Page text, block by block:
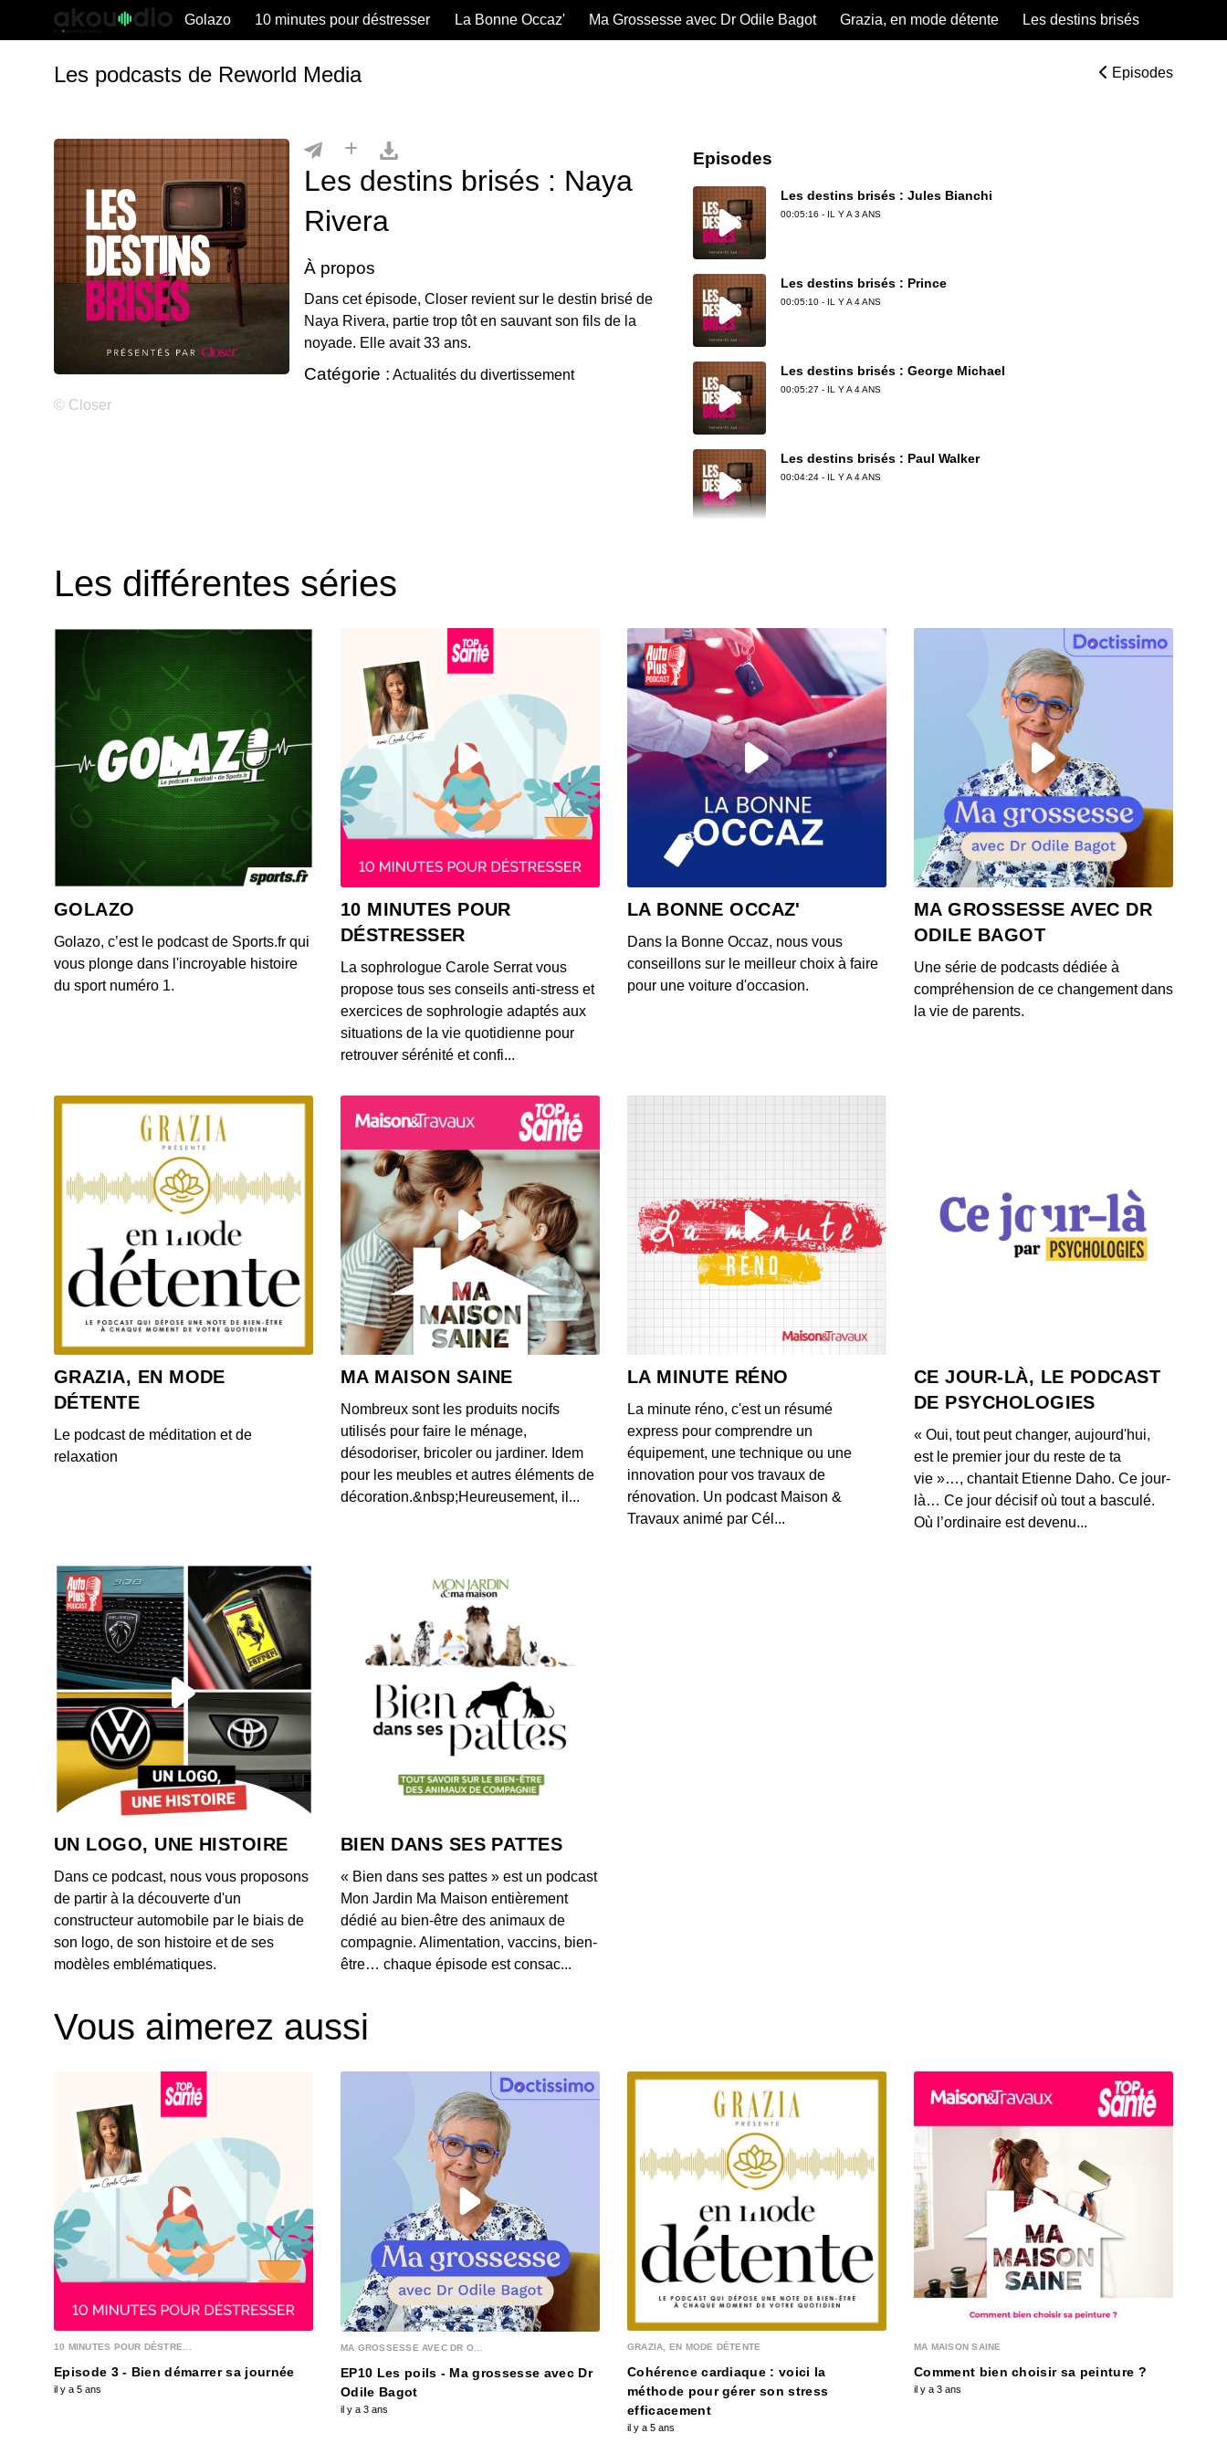
Golazo 10 minutes pour déstresser La Bonne Occaz' Ma Grossesse avec Dr Odile Bagot Grazia, en mode détente Les destins brisés
Les podcasts de Reworld Media Episodes
Les destins brisés : Naya
Rivera
À propos
Dans cet épisode, Closer revient sur le destin brisé de
Naya Rivera, partie trop tôt en sauvant son fils de la
noyade. Elle avait 33 ans.
Catégorie : Actualités du divertissement
© Closer
Episodes
Les destins brisés : Jules Bianchi
00:05:16 - IL Y A 3 ANS
Les destins brisés : Prince
00:05:10 - IL Y A 4 ANS
Les destins brisés : George Michael
00:05:27 - IL Y A 4 ANS
Les destins brisés : Paul Walker
00:04:24 - IL Y A 4 ANS
Les destins brisés : Maurane
00:04:11 - IL Y A 4 ANS
Les destins brisés : Whitney Houston
00:04:52 - IL Y A 4 ANS
Les destins brisés : Marie-France Pisier
00:04:52 - IL Y A 4 ANS
00:04:30 - IL Y A 4 ANS
Les destins brisés : Daniel Balavoine
Les destins brisés : Heath Ledger
00:04:53 - IL Y A 4 ANS
Les destins brisés : Amy Winehouse
00:04:39 - IL Y A 4 ANS
Les destins brisés : Romy Schneider
Les différentes séries
GOLAZO
Golazo, c’est le podcast de Sports.fr qui
vous plonge dans l'incroyable histoire
du sport numéro 1.
10 MINUTES POUR
DÉSTRESSER
La sophrologue Carole Serrat vous
propose tous ses conseils anti-stress et
exercices de sophrologie adaptés aux
situations de la vie quotidienne pour
retrouver sérénité et confi...
LA BONNE OCCAZ'
Dans la Bonne Occaz, nous vous
conseillons sur le meilleur choix à faire
pour une voiture d'occasion.
MA GROSSESSE AVEC DR
ODILE BAGOT
Une série de podcasts dédiée à
compréhension de ce changement dans
la vie de parents.
GRAZIA, EN MODE
DÉTENTE
Le podcast de méditation et de
relaxation
MA MAISON SAINE
Nombreux sont les produits nocifs
utilisés pour faire le ménage,
désodoriser, bricoler ou jardiner. Idem
pour les meubles et autres éléments de
décoration.&nbsp;Heureusement, il...
LA MINUTE RÉNO
La minute réno, c'est un résumé
express pour comprendre un
équipement, une technique ou une
innovation pour vos travaux de
rénovation. Un podcast Maison &
Travaux animé par Cél...
CE JOUR-LÀ, LE PODCAST
DE PSYCHOLOGIES
« Oui, tout peut changer, aujourd'hui,
est le premier jour du reste de ta
vie »…, chantait Etienne Daho. Ce jour-
là… Ce jour décisif où tout a basculé.
Où l’ordinaire est devenu...
UN LOGO, UNE HISTOIRE
Dans ce podcast, nous vous proposons
de partir à la découverte d'un
constructeur automobile par le biais de
son logo, de son histoire et de ses
modèles emblématiques.
BIEN DANS SES PATTES
« Bien dans ses pattes » est un podcast
Mon Jardin Ma Maison entièrement
dédié au bien-être des animaux de
compagnie. Alimentation, vaccins, bien-
être… chaque épisode est consac...
Vous aimerez aussi
10 MINUTES POUR DÉSTRE...
Episode 3 - Bien démarrer sa journée
il y a 5 ans
MA GROSSESSE AVEC DR O...
EP10 Les poils - Ma grossesse avec Dr
Odile Bagot
il y a 3 ans
GRAZIA, EN MODE DÉTENTE
Cohérence cardiaque : voici la
méthode pour gérer son stress
efficacement
il y a 5 ans
MA MAISON SAINE
Comment bien choisir sa peinture ?
il y a 3 ans